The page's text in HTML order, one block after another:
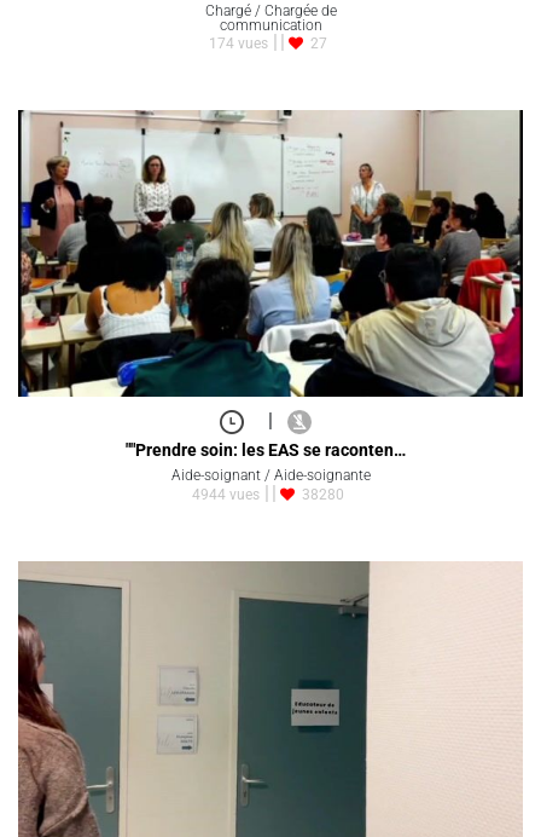
Chargé / Chargée de
communication
174 vues
27
|
""Prendre soin: les EAS se raconten…
Aide-soignant / Aide-soignante
4944 vues
38280